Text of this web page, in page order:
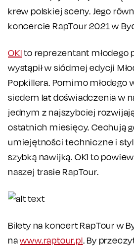
krew polskiej sceny. Jego
koncercie RapTour 2021 w
OKIto reprezentant młodego
wystąpił w siódmej edycji
Popkillera. Pomimo młodego
siedem lat doświadczenia w
jednym z najszybciej
ostatnich miesięcy. Cechują
umiejętności techniczne i styl
szybką nawijką. OKI to
naszej trasie RapTour.
Bilety na koncert RapTour w
nawww.raptour.pl. By